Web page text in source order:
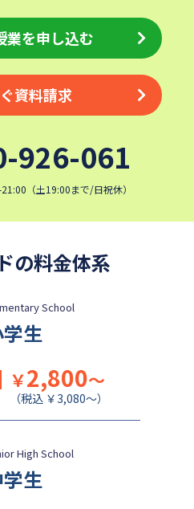
桐蔭学園中等教育学校
東京都市大学等々力中学校
平塚中等教育学校
淑徳中学校
昭和女子大学附属昭和中学校
目黒日本大学中学校
星野学園中学校
浦和ルーテル学院中学校
横浜国立大学教育学部附属横
浜中学校
カリタス女子中学校
桐光学園中学校
業を申し込む
資料請求
926-061
（土19:00まで/日祝休）
の料金体系
School
生
￥2,800～
（税込 ￥3,080～）
High School
生